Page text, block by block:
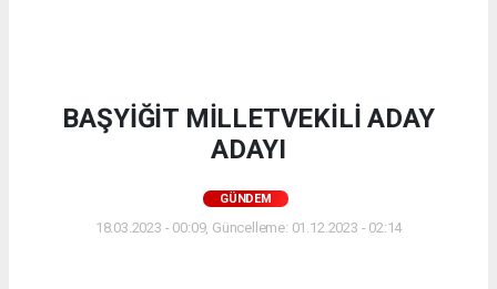
BAŞYİĞİT MİLLETVEKİLİ ADAY
ADAYI
GÜNDEM
18.03.2023 - 00:09, Güncelleme: 01.12.2023 - 02:14